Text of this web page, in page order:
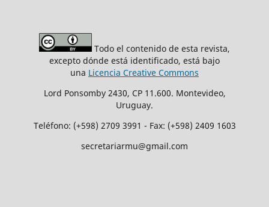
Todo el contenido de esta revista,
excepto dónde está identificado, está bajo
una Licencia Creative Commons
Lord Ponsomby 2430, CP 11.600. Montevideo,
Uruguay.
Teléfono: (+598) 2709 3991 - Fax: (+598) 2409 1603
secretariarmu@gmail.com